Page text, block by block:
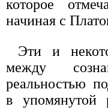
которое
начиная с
Эти и
между
реальностью
в